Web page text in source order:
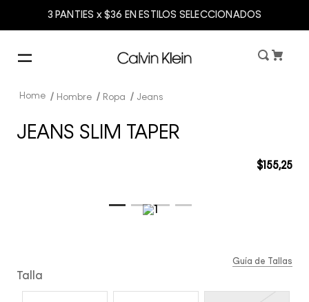
3 PANTIES x $36 EN ESTILOS SELECCIONADOS
Hombre Ropa Jeans
JEANS SLIM TAPER
$155,25
Talla
Guía de Tallas